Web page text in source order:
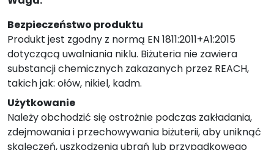
Bezpieczeństwo produktu
Produkt jest zgodny z normą EN 1811:2011+A1:2015
dotyczącą uwalniania niklu. Biżuteria nie zawiera
substancji chemicznych zakazanych przez REACH,
takich jak: ołów, nikiel, kadm.
Użytkowanie
Należy obchodzić się ostrożnie podczas zakładania,
zdejmowania i przechowywania biżuterii, aby uniknąć
skaleczeń, uszkodzenia ubrań lub przypadkowego